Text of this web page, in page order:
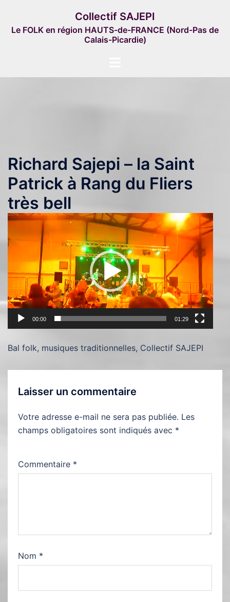
contenu
Collectif SAJEPI
Le FOLK en région HAUTS-de-FRANCE (Nord-Pas de
Calais-Picardie)
Richard Sajepi – la Saint
Patrick à Rang du Fliers
très bell
Lecteur
00:00 01:29
Bal folk, musiques traditionnelles, Collectif SAJEPI
Laisser un commentaire
Votre adresse e-mail ne sera pas publiée. Les
champs obligatoires sont indiqués avec *
Commentaire *
Nom *